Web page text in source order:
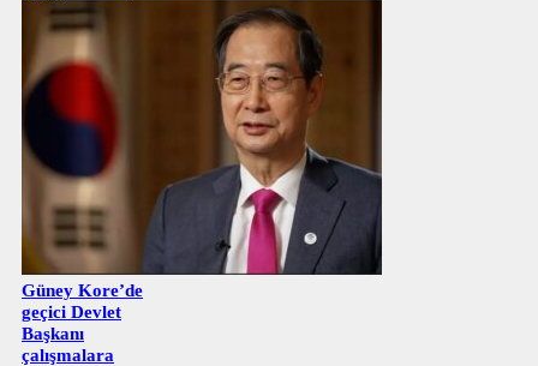
Güney Kore’de
geçici Devlet
Başkanı
çalışmalara